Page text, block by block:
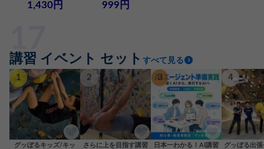
1,430円 999円
講習 イベント セット すべて見る
1
グッぼるキッズ/キッ
2
さらに上を目指す講習
3
日本一わかる！AI講習
4
グッぼる出